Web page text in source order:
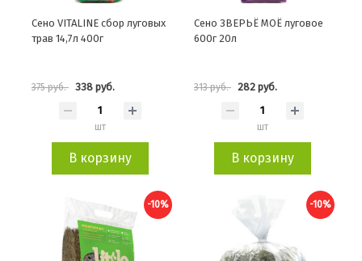
Сено VITALINE сбор луговых
трав 14,7л 400г
375 руб. 338 руб.
шт
В корзину
Сено ЗВЕРЬЁ МОЁ луговое
600г 20л
313 руб. 282 руб.
шт
В корзину
-10% -10%